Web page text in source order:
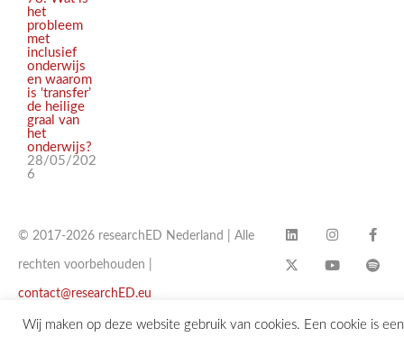
het
probleem
met
inclusief
onderwijs
en waarom
is ‘transfer’
de heilige
graal van
het
onderwijs?
28/05/202
6
© 2017-2026 researchED Nederland | Alle
rechten voorbehouden |
contact@researchED.eu
Wij maken op deze website gebruik van cookies. Een cookie is een